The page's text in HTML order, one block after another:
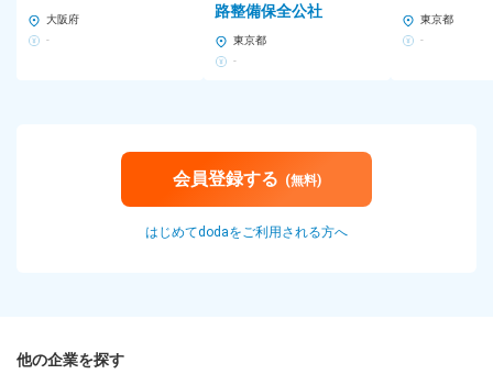
大阪府
-
路整備保全公社
東京都
-
東京都
-
会員登録する (無料)
はじめてdodaをご利用される方へ
他の企業を探す